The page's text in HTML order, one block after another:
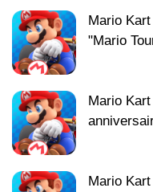
Mario
"Mario
Mario
Mario